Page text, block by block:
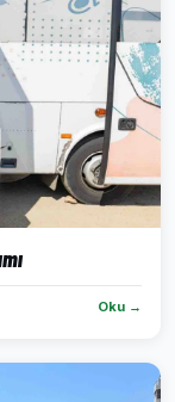
Oku →